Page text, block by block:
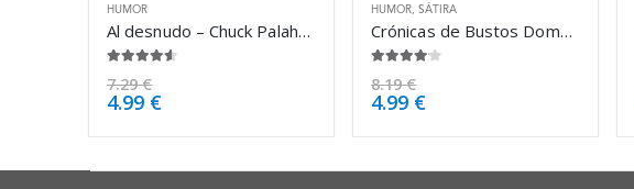
HUMOR
Al desnudo – Chuck Palahniuk
7.29€
4.99 €
HUMOR SÁTIRA
Crónicas de Bustos Domecq – Jorge Luis Borges
8.19€
4.99 €